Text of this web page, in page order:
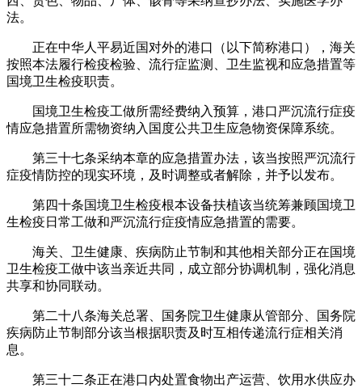
法。
正在中华人平易近国对外的港口（以下简称港口），海关
按照本法履行检疫检验、流行症监测、卫生监视和应急措置等
国境卫生检疫职责。
国境卫生检疫工做所需经费纳入预算，港口严沉流行症疫
情应急措置所需物资纳入国度公共卫生应急物资保障系统。
第三十七条采纳本章的应急措置办法，该当按照严沉流行
症疫情防控的现实环境，及时调整或者解除，并予以发布。
第四十条国境卫生检疫根本设备扶植该当统筹兼顾国境卫
生检疫日常工做和严沉流行症疫情应急措置的需要。
海关、卫生健康、疾病防止节制和其他相关部分正在国境
卫生检疫工做中该当亲近共同，成立部分协调机制，强化消息
共享和协同联动。
第二十八条海关总署、国务院卫生健康从管部分、国务院
疾病防止节制部分该当根据职责及时互相传递流行症相关消
息。
第三十二条正在港口内处置食物出产运营、饮用水供应办